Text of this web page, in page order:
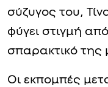
σύζυγος του,
φύγει στιγμή
σπαρακτικό της
Οι εκπομπές